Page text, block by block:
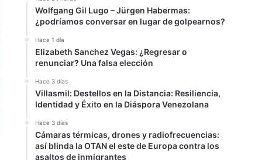
Wolfgang Gil Lugo – Jürgen Habermas:
¿podríamos conversar en lugar de golpearnos?
Hace 1 día
Elizabeth Sanchez Vegas: ¿Regresar o
renunciar? Una falsa elección
Hace 3 días
Villasmil: Destellos en la Distancia: Resiliencia,
Identidad y Éxito en la Diáspora Venezolana
Hace 3 días
Cámaras térmicas, drones y radiofrecuencias:
así blinda la OTAN el este de Europa contra los
asaltos de inmigrantes